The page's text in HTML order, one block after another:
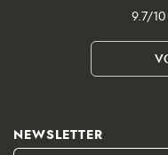
9.7/10
NEWSLETTER